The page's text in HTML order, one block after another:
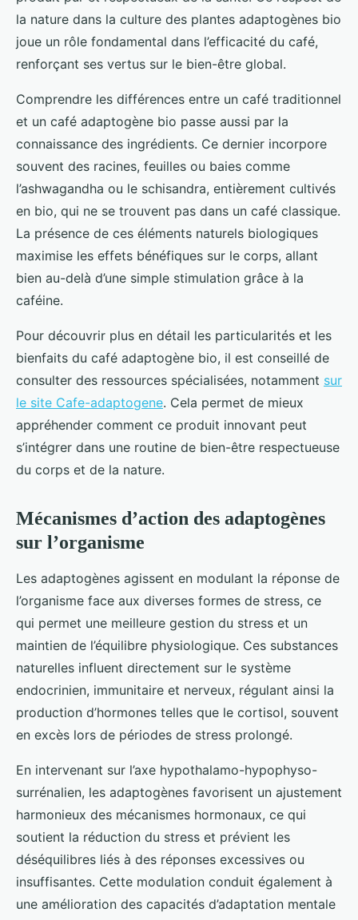
la nature dans la culture des plantes adaptogènes bio
joue un rôle fondamental dans l’efficacité du café,
renforçant ses vertus sur le bien-être global.
Comprendre les différences entre un café traditionnel
et un café adaptogène bio passe aussi par la
connaissance des ingrédients. Ce dernier incorpore
souvent des racines, feuilles ou baies comme
l’ashwagandha ou le schisandra, entièrement cultivés
en bio, qui ne se trouvent pas dans un café classique.
La présence de ces éléments naturels biologiques
maximise les effets bénéfiques sur le corps, allant
bien au-delà d’une simple stimulation grâce à la
caféine.
Pour découvrir plus en détail les particularités et les
bienfaits du café adaptogène bio, il est conseillé de
consulter des ressources spécialisées, notamment sur
le site Cafe-adaptogene. Cela permet de mieux
appréhender comment ce produit innovant peut
s’intégrer dans une routine de bien-être respectueuse
du corps et de la nature.
Mécanismes d’action des adaptogènes
sur l’organisme
Les adaptogènes agissent en modulant la réponse de
l’organisme face aux diverses formes de stress, ce
qui permet une meilleure gestion du stress et un
maintien de l’équilibre physiologique. Ces substances
naturelles influent directement sur le système
endocrinien, immunitaire et nerveux, régulant ainsi la
production d’hormones telles que le cortisol, souvent
en excès lors de périodes de stress prolongé.
En intervenant sur l’axe hypothalamo-hypophyso-
surrénalien, les adaptogènes favorisent un ajustement
harmonieux des mécanismes hormonaux, ce qui
soutient la réduction du stress et prévient les
déséquilibres liés à des réponses excessives ou
insuffisantes. Cette modulation conduit également à
une amélioration des capacités d’adaptation mentale